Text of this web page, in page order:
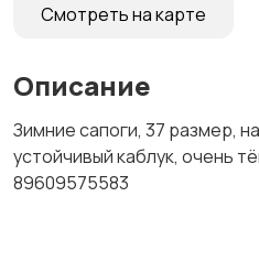
Смотреть на карте
Описание
Зимние сапоги, 37 размер,
устойчивый каблук, очень
89609575583